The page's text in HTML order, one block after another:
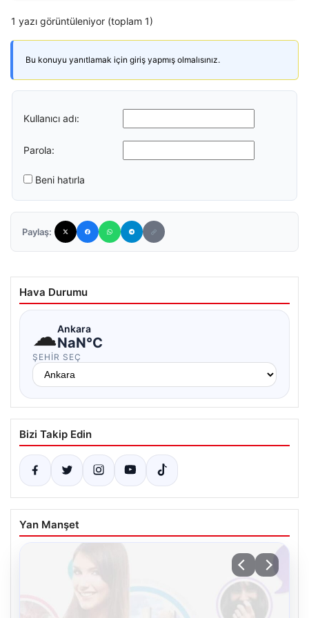
1 yazı görüntüleniyor (toplam 1)
Bu konuyu yanıtlamak için giriş yapmış olmalısınız.
Kullanıcı adı:
Parola:
Beni hatırla
Paylaş:
Hava Durumu
☁Ankara
NaN°C
ŞEHIR SEÇ
Bizi Takip Edin
Yan Manşet